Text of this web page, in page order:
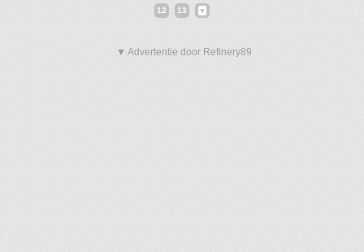
12 13
▼ Advertentie door Refinery89